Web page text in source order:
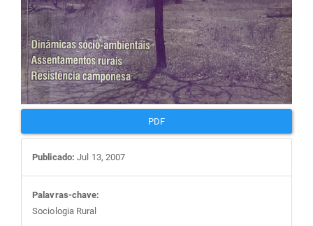
PDF
Publicado: Jul 13, 2007
Palavras-chave:
Sociologia Rural